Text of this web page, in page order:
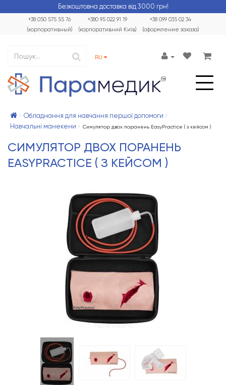
Безкоштовна доставка від 3000 грн!
+38 099 035 02 34
(оформление заказа)
+38 050 575 55 76
(корпоративный)
+380 95 022 91 19
(корпоративний Київ)
RU
Обладнання для навчання першої допомоги
Навчальні манекени
Симулятор двох поранень EasyPractice ( з кейсом )
СИМУЛЯТОР ДВОХ ПОРАНЕНЬ
EASYPRACTICE ( З КЕЙСОМ )
Tap to expand